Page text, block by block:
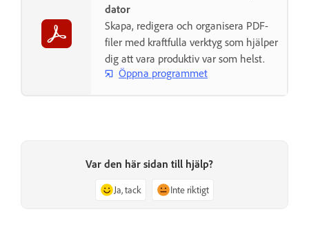
dator
Skapa, redigera och organisera PDF-
filer med kraftfulla verktyg som hjälper
dig att vara produktiv var som helst.
Öppna programmet
Var den här sidan till hjälp?
Ja, tack Inte riktigt